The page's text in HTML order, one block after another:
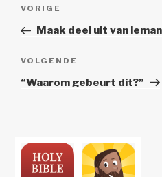
Vorig
bericht
VORIGE
Maak deel uit van
Volgend
Bericht
VOLGENDE
“Waarom gebeurt dit?”